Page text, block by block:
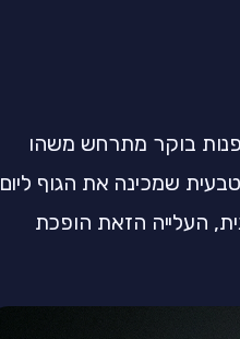
עובד לפי שעון פנימי שנקרא מקצב צירקדי. בין 2 ל-4 לפנות בוקר מתרחש משהו
שמכינה את הגוף ליום
העלייה הזאת הופכת